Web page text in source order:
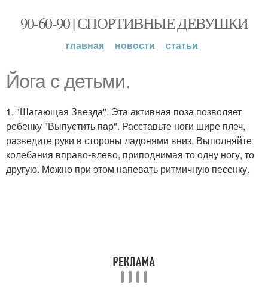
90-60-90 | СПОРТИВНЫЕ ДЕВУШКИ
главная новости статьи
Йога с детьми.
1. "Шагающая Звезда". Эта активная поза позволяет
ребенку "Выпустить пар". Расставьте ноги шире плеч,
разведите руки в стороны ладонями вниз. Выполняйте
колебания вправо-влево, приподнимая то одну ногу, то
другую. Можно при этом напевать ритмичную песенку.